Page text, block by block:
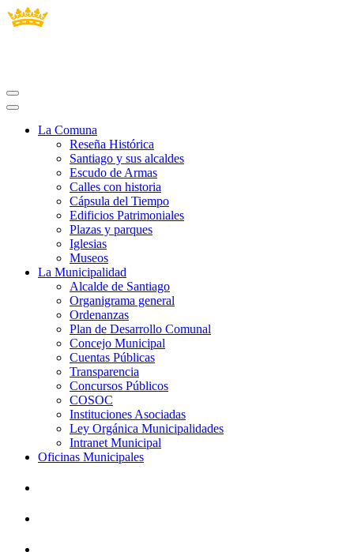
La Comuna
Reseña Histórica
Santiago y sus alcaldes
Escudo de Armas
Calles con historia
Cápsula del Tiempo
Edificios Patrimoniales
Plazas y parques
Iglesias
Museos
La Municipalidad
Alcalde de Santiago
Organigrama general
Ordenanzas
Plan de Desarrollo Comunal
Concejo Municipal
Cuentas Públicas
Transparencia
Concursos Públicos
COSOC
Instituciones Asociadas
Ley Orgánica Municipalidades
Intranet Municipal
Oficinas Municipales